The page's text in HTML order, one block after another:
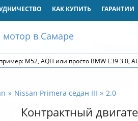
КАК КУПИТЬ ГАРАНТИИ
мотор в Самаре
Nissan Primera седан III 2.0
Контрактный